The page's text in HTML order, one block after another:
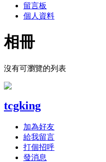
留言板
個人資料
相冊
沒有可瀏覽的列表
tcgking
加為好友
給我留言
打個招呼
發消息